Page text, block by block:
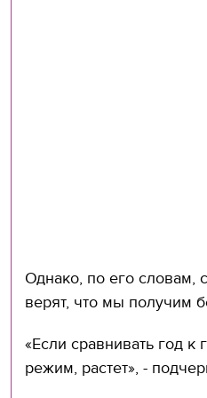
Однако, по его словам,
верят, что мы получим
«Если сравнивать год к
режим, растет», -